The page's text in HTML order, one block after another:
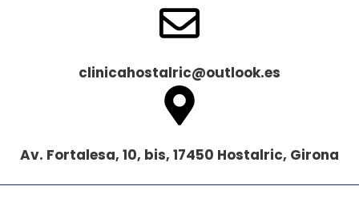
clinicahostalric@outlook.es
Av. Fortalesa, 10, bis, 17450 Hostalric, Girona